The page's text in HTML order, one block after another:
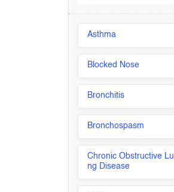
Asthma
Blocked Nose
Bronchitis
Bronchospasm
Chronic Obstructive Lu
ng Disease